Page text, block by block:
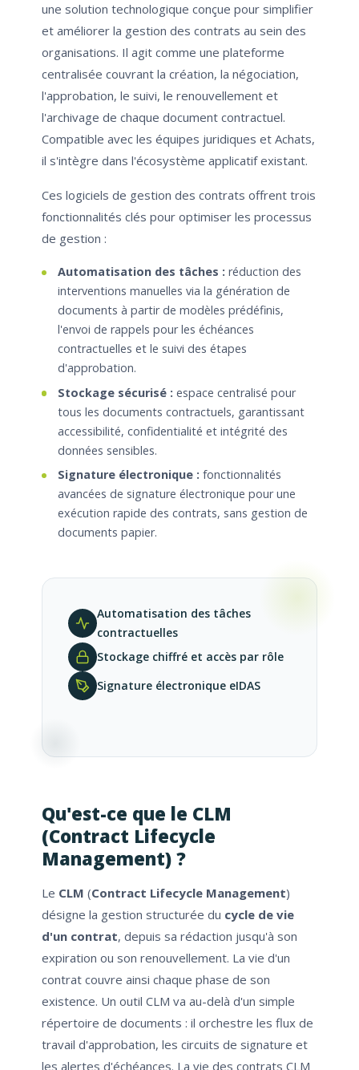
une solution technologique conçue pour simplifier
et améliorer la gestion des contrats au sein des
organisations. Il agit comme une plateforme
centralisée couvrant la création, la négociation,
l'approbation, le suivi, le renouvellement et
l'archivage de chaque document contractuel.
Compatible avec les équipes juridiques et Achats,
il s'intègre dans l'écosystème applicatif existant.
Ces logiciels de gestion des contrats offrent trois
fonctionnalités clés pour optimiser les processus
de gestion :
Automatisation des tâches : réduction des
interventions manuelles via la génération de
documents à partir de modèles prédéfinis,
l'envoi de rappels pour les échéances
contractuelles et le suivi des étapes
d'approbation.
Stockage sécurisé : espace centralisé pour
tous les documents contractuels, garantissant
accessibilité, confidentialité et intégrité des
données sensibles.
Signature électronique : fonctionnalités
avancées de signature électronique pour une
exécution rapide des contrats, sans gestion de
documents papier.
Automatisation des tâches
contractuelles
Stockage chiffré et accès par rôle
Signature électronique eIDAS
Qu'est-ce que le CLM
(Contract Lifecycle
Management) ?
Le CLM (Contract Lifecycle Management)
désigne la gestion structurée du cycle de vie
d'un contrat, depuis sa rédaction jusqu'à son
expiration ou son renouvellement. La vie d'un
contrat couvre ainsi chaque phase de son
existence. Un outil CLM va au-delà d'un simple
répertoire de documents : il orchestre les flux de
travail d'approbation, les circuits de signature et
les alertes d'échéances. La vie des contrats CLM